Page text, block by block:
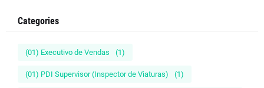
Categories
(01) Executivo de Vendas (1)
(01) PDI Supervisor (Inspector de Viaturas) (1)